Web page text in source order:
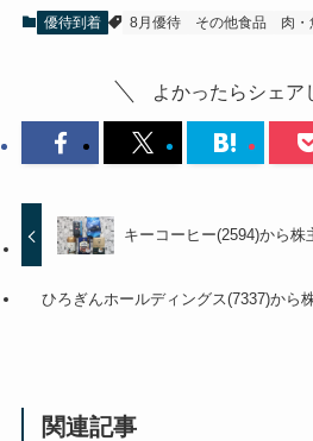
優待到着 8月優待 その他食品 肉・
よかったらシェア
キーコーヒー(2594)から株
ひろぎんホールディングス(7337)から
関連記事